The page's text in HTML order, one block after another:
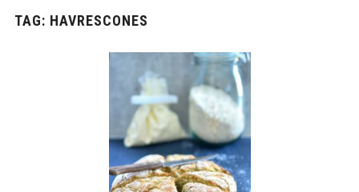
TAG: HAVRESCONES